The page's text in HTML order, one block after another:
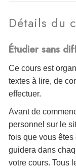
Détails du
Étudier sans
Ce cours est
textes à lire, de
effectuer.
Avant de
personnel sur le
fois que vous
guidera dans
votre cours. Tous